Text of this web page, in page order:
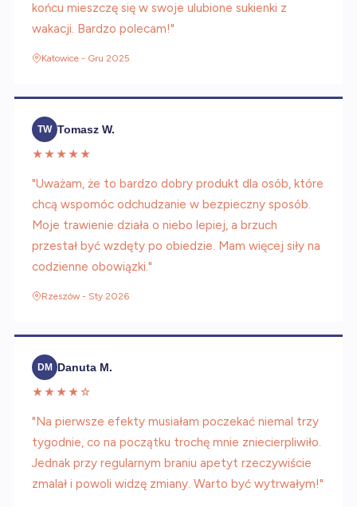
końcu mieszczę się w swoje ulubione sukienki z
wakacji. Bardzo polecam!"
Katowice - Gru 2025
TW Tomasz W.
★★★★★
"Uważam, że to bardzo dobry produkt dla osób, które
chcą wspomóc odchudzanie w bezpieczny sposób.
Moje trawienie działa o niebo lepiej, a brzuch
przestał być wzdęty po obiedzie. Mam więcej siły na
codzienne obowiązki."
Rzeszów - Sty 2026
DM Danuta M.
★★★★☆
"Na pierwsze efekty musiałam poczekać niemal trzy
tygodnie, co na początku trochę mnie zniecierpliwiło.
Jednak przy regularnym braniu apetyt rzeczywiście
zmalał i powoli widzę zmiany. Warto być wytrwałym!"